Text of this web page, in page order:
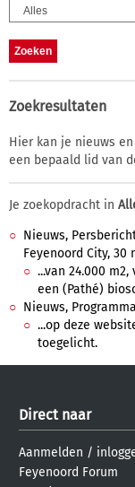
Zoekresultaten
Hier kan je nieuws
een bepaald lid van
Je zoekopdracht in
Nieuws,
Feyenoord City, 30
...van 24.000
een (Pathé)
Nieuws,
...op deze
toegelicht.
Direct naar
Aanmelden /
Feyenoord Forum